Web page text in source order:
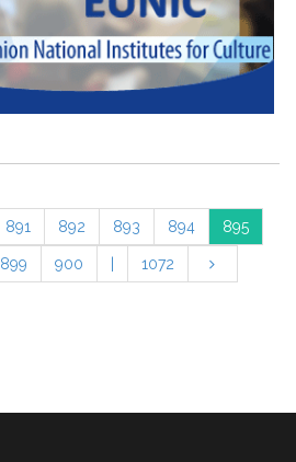
891 892 893 894 895
899 900 1072